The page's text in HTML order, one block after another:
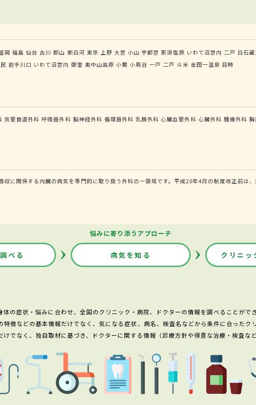
岡 福島 仙台 古川 郡山 新白河 東京 上野 大宮 小山 宇都宮 那須塩原 いわて沼宮内 二戸 白石蔵
岩手川口 いわて沼宮内 御堂 奥中山高原 小繋 小鳥谷 一戸 二戸 斗米 金田一温泉 目時
気管食道外科 呼吸器外科 脳神経外科 循環器外科 乳腺外科 心臓血管外科 心臓外科 腫瘍外科
に関係する内臓の病気を専門的に取り扱う外科の一領域です。平成20年4月の制度改正前は、
悩みに寄り添うアプローチ
べる 病気を知る クリニッ
体の症状・悩みに合わせ、全国のクリニック・病院、ドクターの情報を調べることがで
徴などの基本情報だけでなく、気になる症状、病名、検査名などから条件に合ったク
けでなく、独自取材に基づき、ドクターに関する情報（診療方針や得意な治療・検査など